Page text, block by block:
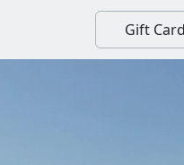
Gift